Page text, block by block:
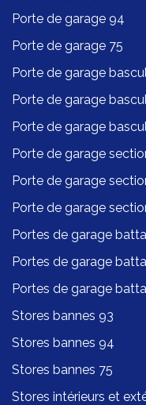
Porte de garage 94
Porte de garage 75
Porte de garage
Porte de garage
Porte de garage
Porte de garage
Porte de garage
Porte de garage
Portes de garage
Portes de garage
Portes de garage
Stores bannes 93
Stores bannes 94
Stores bannes 75
Stores intérieurs et